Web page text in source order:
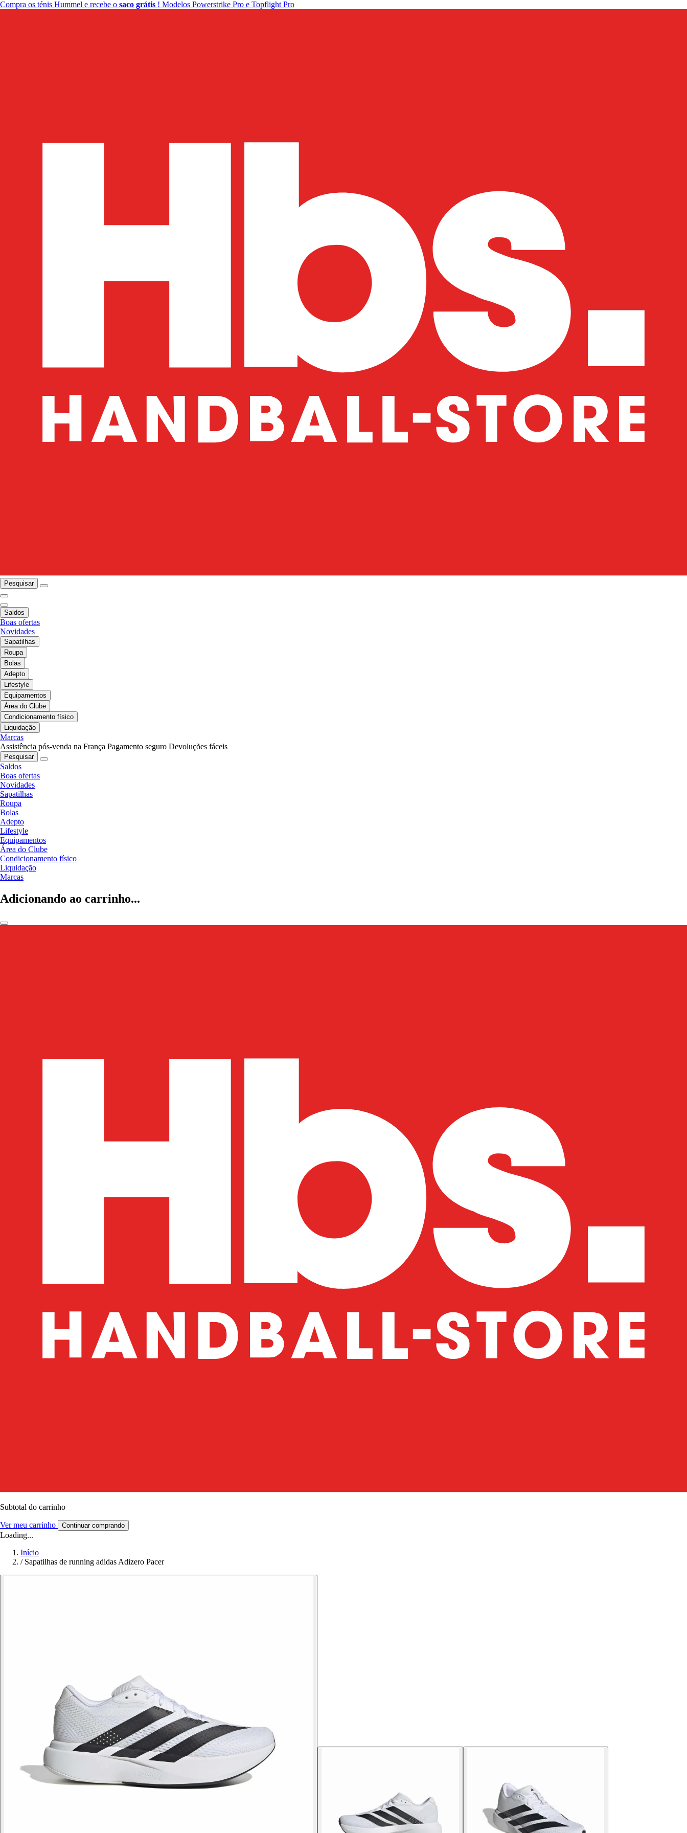
Compra os ténis Hummel e recebe o saco grátis ! Modelos Powerstrike Pro e Topflight Pro
Pesquisar
Saldos
Boas ofertas
Novidades
Sapatilhas
Roupa
Bolas
Adepto
Lifestyle
Equipamentos
Área do Clube
Condicionamento físico
Liquidação
Marcas
Assistência pós-venda na França Pagamento seguro Devoluções fáceis
Pesquisar
Saldos
Boas ofertas
Novidades
Sapatilhas
Roupa
Bolas
Adepto
Lifestyle
Equipamentos
Área do Clube
Condicionamento físico
Liquidação
Marcas
Adicionando ao carrinho...
Subtotal do carrinho
Ver meu carrinho Continuar comprando
Loading...
Início
/ Sapatilhas de running adidas Adizero Pacer